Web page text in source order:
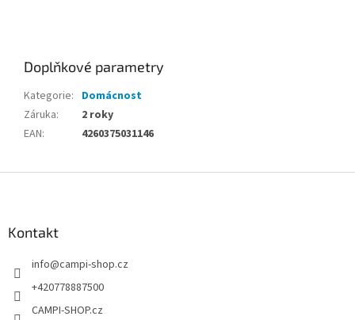
Doplňkové parametry
Kategorie: Domácnost
Záruka:
2 roky
EAN: 4260375031146
Kontakt
info@campi-shop.cz
+420778887500
CAMPI-SHOP.cz